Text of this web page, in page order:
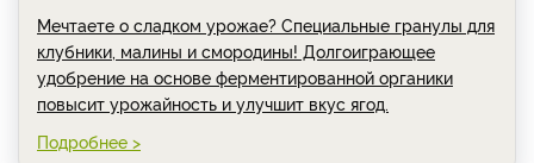
Мечтаете о сладком урожае? Специальные гранулы для
клубники, малины и смородины! Долгоиграющее
удобрение на основе ферментированной органики
повысит урожайность и улучшит вкус ягод.
Подробнее >